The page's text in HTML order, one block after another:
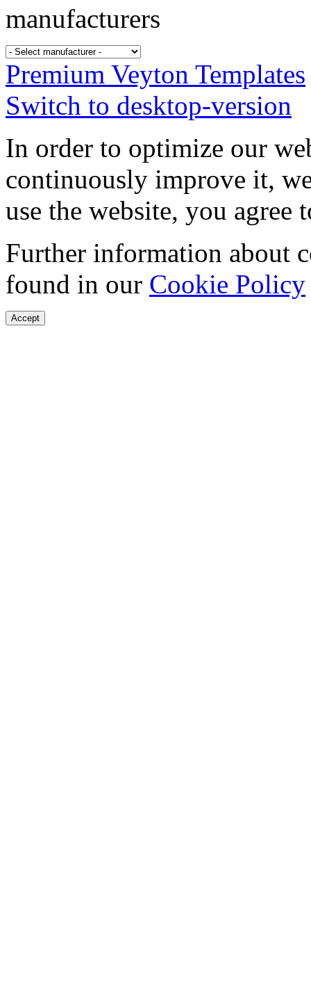
manufacturers
Premium Veyton Templates
Switch to desktop-version
In order to optimize our
continuously improve it,
use the website, you agree
Further information about
found in our Cookie Policy
Accept